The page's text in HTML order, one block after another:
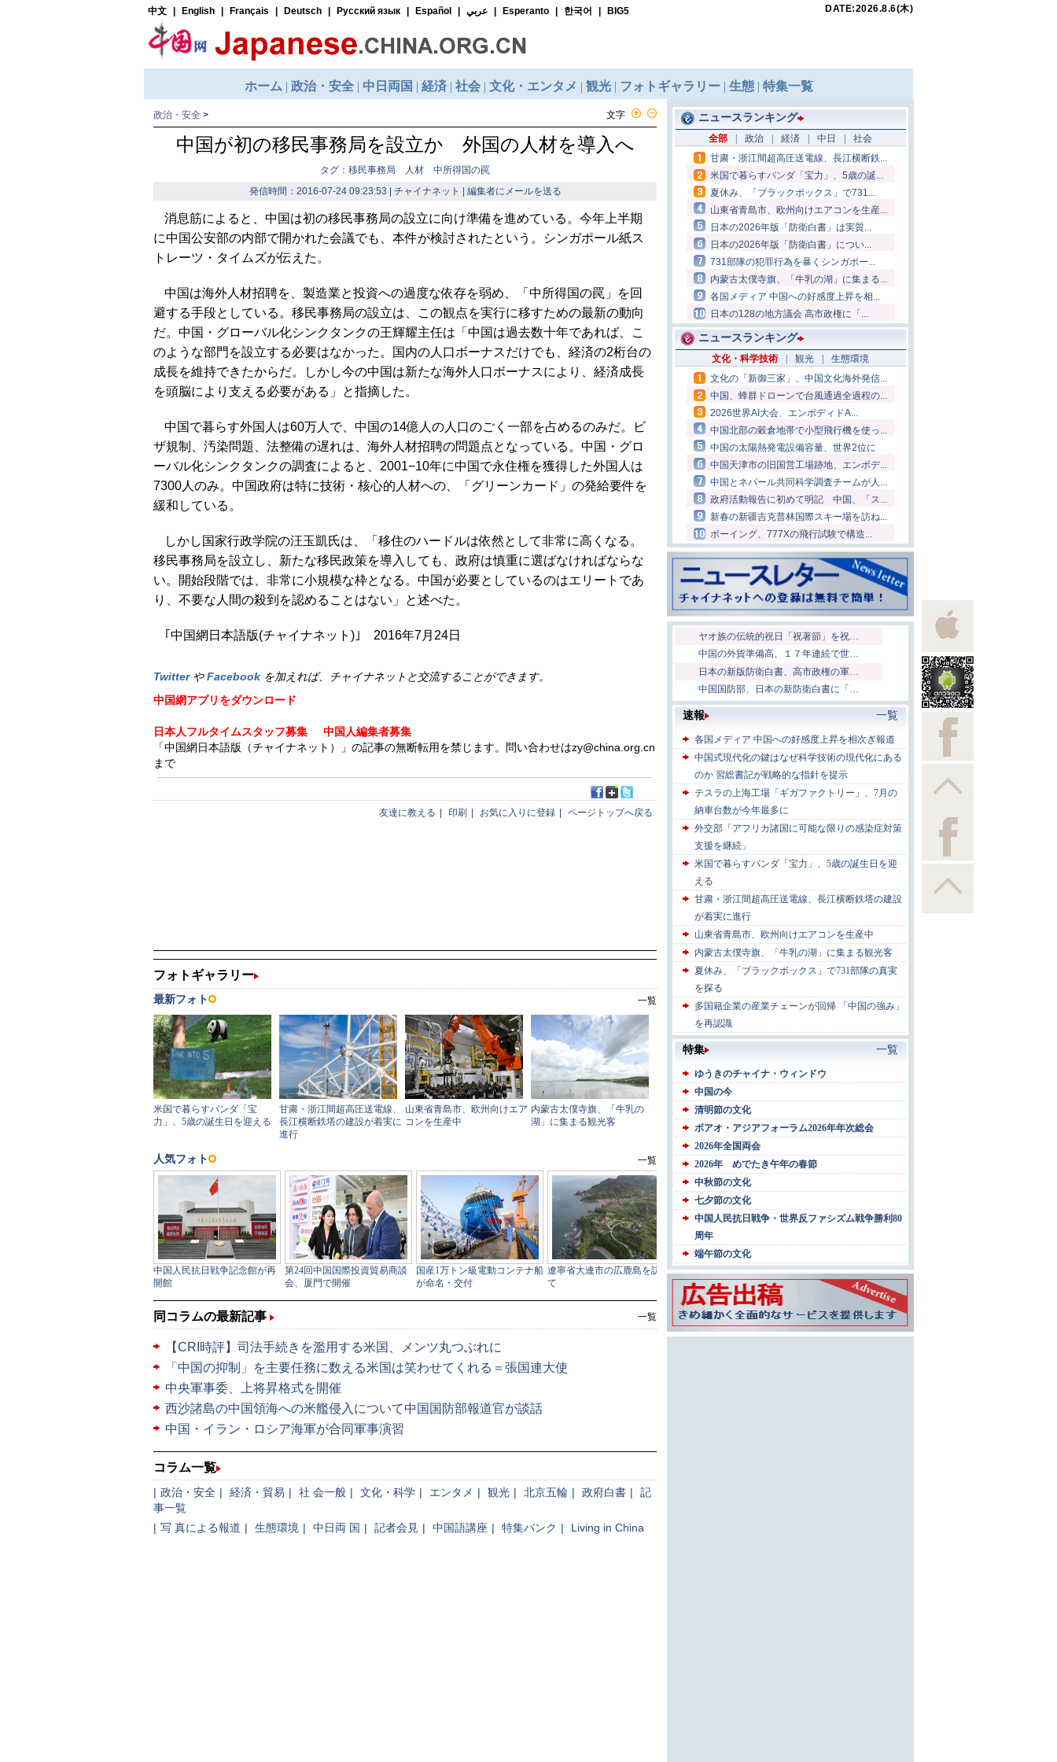
文字
政治・安全 >
中国が初の移民事務局を設立か 外国の人材を導入へ
タグ：移民事務局 人材 中所得国の罠
発信時間：2016-07-24 09:23:53 | チャイナネット | 編集者にメールを送る
消息筋によると、中国は初の移民事務局の設立に向け準備を進めている。今年上半期
に中国公安部の内部で開かれた会議でも、本件が検討されたという。シンガポール紙ス
トレーツ・タイムズが伝えた。
中国は海外人材招聘を、製造業と投資への過度な依存を弱め、「中所得国の罠」を回
避する手段としている。移民事務局の設立は、この観点を実行に移すための最新の動向
だ。中国・グローバル化シンクタンクの王輝耀主任は「中国は過去数十年であれば、こ
のような部門を設立する必要はなかった。国内の人口ボーナスだけでも、経済の2桁台の
成長を維持できたからだ。しかし今の中国は新たな海外人口ボーナスにより、経済成長
を頭脳により支える必要がある」と指摘した。
中国で暮らす外国人は60万人で、中国の14億人の人口のごく一部を占めるのみだ。ビ
ザ規制、汚染問題、法整備の遅れは、海外人材招聘の問題点となっている。中国・グロ
ーバル化シンクタンクの調査によると、2001−10年に中国で永住権を獲得した外国人は
7300人のみ。中国政府は特に技術・核心的人材への、「グリーンカード」の発給要件を
緩和している。
しかし国家行政学院の汪玉凱氏は、「移住のハードルは依然として非常に高くなる。
移民事務局を設立し、新たな移民政策を導入しても、政府は慎重に選ばなければならな
い。開始段階では、非常に小規模な枠となる。中国が必要としているのはエリートであ
り、不要な人間の殺到を認めることはない」と述べた。
｢中国網日本語版(チャイナネット)｣ 2016年7月24日
Twitter やFacebook を加えれば、チャイナネットと交流することができます。
中国網アプリをダウンロード
日本人フルタイムスタッフ募集
中国人編集者募集
「中国網日本語版（チャイナネット）」の記事の無断転用を禁じます。問い合わせはzy@china.org.cn
まで
友達に教える 印刷 お気に入りに登録 ページトップへ戻る
一覧
同コラムの最新記事
【CRI時評】司法手続きを濫用する米国、メンツ丸つぶれに
「中国の抑制」を主要任務に数える米国は笑わせてくれる＝張国連大使
中央軍事委、上将昇格式を開催
西沙諸島の中国領海への米艦侵入について中国国防部報道官が談話
中国・イラン・ロシア海軍が合同軍事演習
コラム一覧
| 政治・安全 | 経済・貿易 | 社 会一般 | 文化・科学 | エンタメ | 観光 | 北京五輪 | 政府白書 |
記
事一覧
| 写 真による報道 | 生態環境 | 中日両 国 | 記者会見 | 中国語講座 | 特集バンク | Living in China